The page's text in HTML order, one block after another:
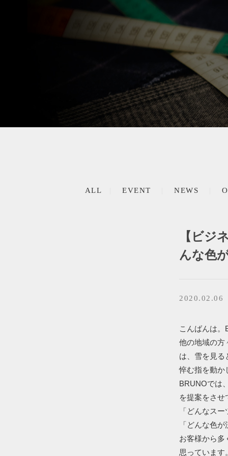
ALL EVENT NEWS
【ビジ
んな色
2020.02.06
こんばんは。
他の地域の方
は、雪を見る
悴む指を動か
BRUNOでは
を提案をさせ
「どんなス
「どんな色
お客様から多
思っています